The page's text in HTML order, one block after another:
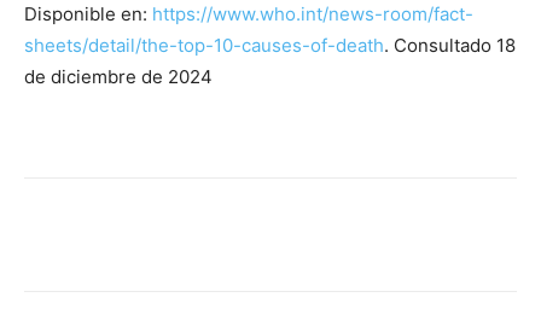
Disponible en: https://www.who.int/news-room/fact-
sheets/detail/the-top-10-causes-of-death. Consultado 18
de diciembre de 2024